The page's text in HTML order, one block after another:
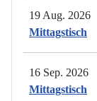
19 Aug. 2026
Mittagstisch
16 Sep. 2026
Mittagstisch